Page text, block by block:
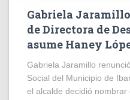
Gabriela
de Directora de
asume Haney
Gabriela Jaramillo
Social del Municipio de
el alcalde decidió